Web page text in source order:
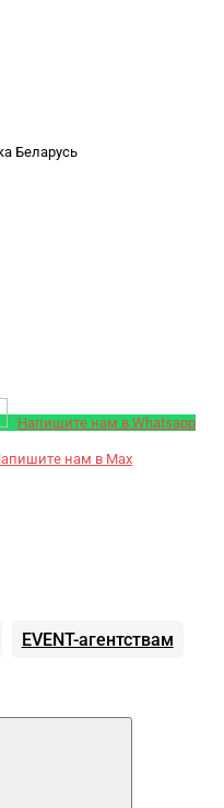
Беларусь
Напишите нам в Whatsapp
нам в Max
EVENT-агентствам